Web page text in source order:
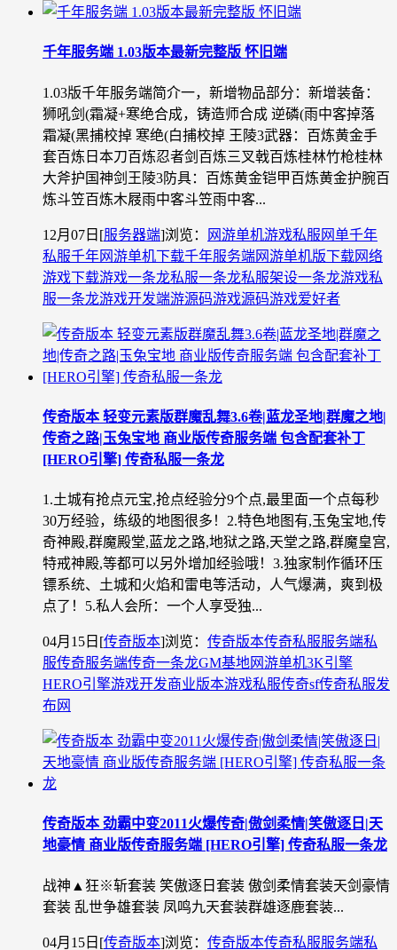
千年服务端 1.03版本最新完整版 怀旧端
1.03版千年服务端简介一，新增物品部分：新增装备：
狮吼剑(霜凝+寒绝合成，铸造师合成 逆磷(雨中客掉落
霜凝(黑捕校掉 寒绝(白捕校掉 王陵3武器：百炼黄金手
套百炼日本刀百炼忍者剑百炼三叉戟百炼桂林竹枪桂林
大斧护国神剑王陵3防具：百炼黄金铠甲百炼黄金护腕百
炼斗笠百炼木屐雨中客斗笠雨中客...
12月07日 [服务器端]浏览： 网游单机游戏私服 网单千年
私服千年网游单机下载千年服务端网游单机版下载网络
游戏下载游戏一条龙私服一条龙私服架设一条龙游戏私
服一条龙游戏开发端游源码游戏源码游戏爱好者
传奇版本 轻变元素版群魔乱舞3.6卷|蓝龙圣地|群魔之地|
传奇之路|玉兔宝地 商业版传奇服务端 包含配套补丁
[HERO引擎] 传奇私服一条龙
1.土城有抢点元宝,抢点经验分9个点,最里面一个点每秒
30万经验，练级的地图很多！2.特色地图有,玉兔宝地,传
奇神殿,群魔殿堂,蓝龙之路,地狱之路,天堂之路,群魔皇宫,
特戒神殿,等都可以另外增加经验哦！3.独家制作循环压
镖系统、土城和火焰和雷电等活动，人气爆满，爽到极
点了！5.私人会所：一个人享受独...
04月15日 [传奇版本]浏览： 传奇版本传奇私服服务端私
服传奇服务端传奇一条龙GM基地网游单机3K引擎
HERO引擎游戏开发商业版本游戏私服传奇sf传奇私服发
布网
传奇版本 劲霸中变2011火爆传奇|傲剑柔情|笑傲逐日|天
地豪情 商业版传奇服务端 [HERO引擎] 传奇私服一条龙
战神▲狂※斩套装 笑傲逐日套装 傲剑柔情套装天剑豪情
套装 乱世争雄套装 凤鸣九天套装群雄逐鹿套装...
04月15日 [传奇版本]浏览： 传奇版本传奇私服服务端私